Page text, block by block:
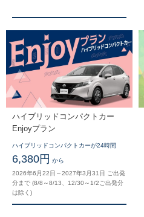
ハイブリッドコンパクトカー
Enjoyプラン
ハイブリッドコンパクトカーが24時間
6,380円 から
2026年6月22日～2027年3月31日 ご出発
分まで (8/8～8/13、12/30～1/2ご出発分
は除く)